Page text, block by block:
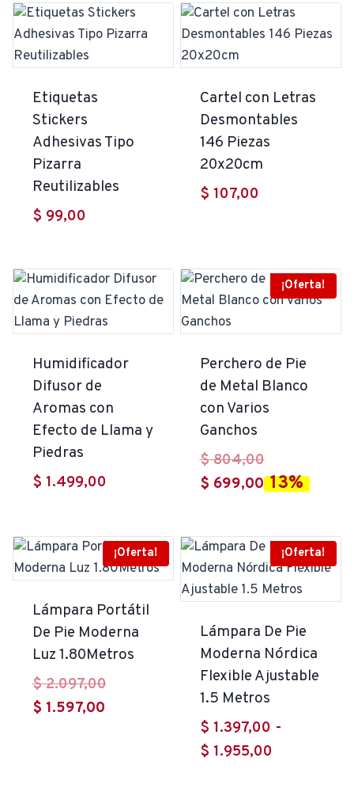
$ 279,00
Etiquetas
Stickers
Adhesivas Tipo
Pizarra
Reutilizables
$ 99,00
Cartel con Letras
Desmontables
146 Piezas
20x20cm
$ 107,00
Humidificador
Difusor de
Aromas con
Efecto de Llama y
Piedras
$ 1.499,00
¡Oferta!
Perchero de Pie
de Metal Blanco
con Varios
Ganchos
$804,00El
precio
$ 804,00.
$ 699,00El
es:
$ 699,00.
13%
¡Oferta!
Lámpara Portátil
De Pie Moderna
Luz 1.80Metros
$2.097,00El
$ 1.597,00El
¡Oferta!
Lámpara De Pie
Moderna Nórdica
Flexible Ajustable
1.5 Metros
$ 1.397,00 -
$ 1.955,00Rango